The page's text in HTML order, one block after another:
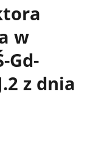
w
Gd-
z dnia